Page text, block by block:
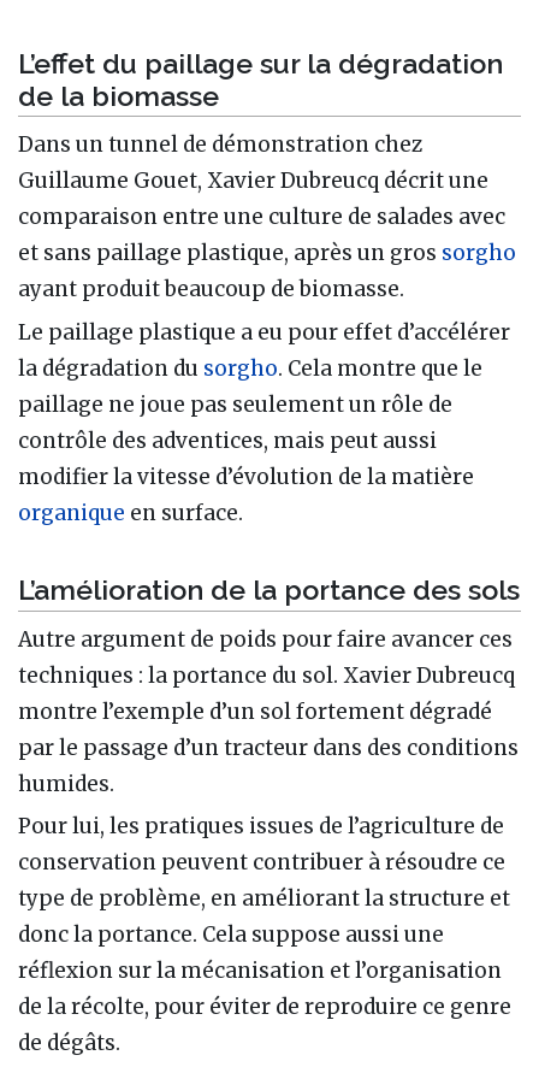
L’effet du paillage sur la dégradation
de la biomasse
Dans un tunnel de démonstration chez
Guillaume Gouet, Xavier Dubreucq décrit une
comparaison entre une culture de salades avec
et sans paillage plastique, après un gros sorgho
ayant produit beaucoup de biomasse.
Le paillage plastique a eu pour effet d’accélérer
la dégradation du sorgho. Cela montre que le
paillage ne joue pas seulement un rôle de
contrôle des adventices, mais peut aussi
modifier la vitesse d’évolution de la matière
organique en surface.
L’amélioration de la portance des sols
Autre argument de poids pour faire avancer ces
techniques : la portance du sol. Xavier Dubreucq
montre l’exemple d’un sol fortement dégradé
par le passage d’un tracteur dans des conditions
humides.
Pour lui, les pratiques issues de l’agriculture de
conservation peuvent contribuer à résoudre ce
type de problème, en améliorant la structure et
donc la portance. Cela suppose aussi une
réflexion sur la mécanisation et l’organisation
de la récolte, pour éviter de reproduire ce genre
de dégâts.